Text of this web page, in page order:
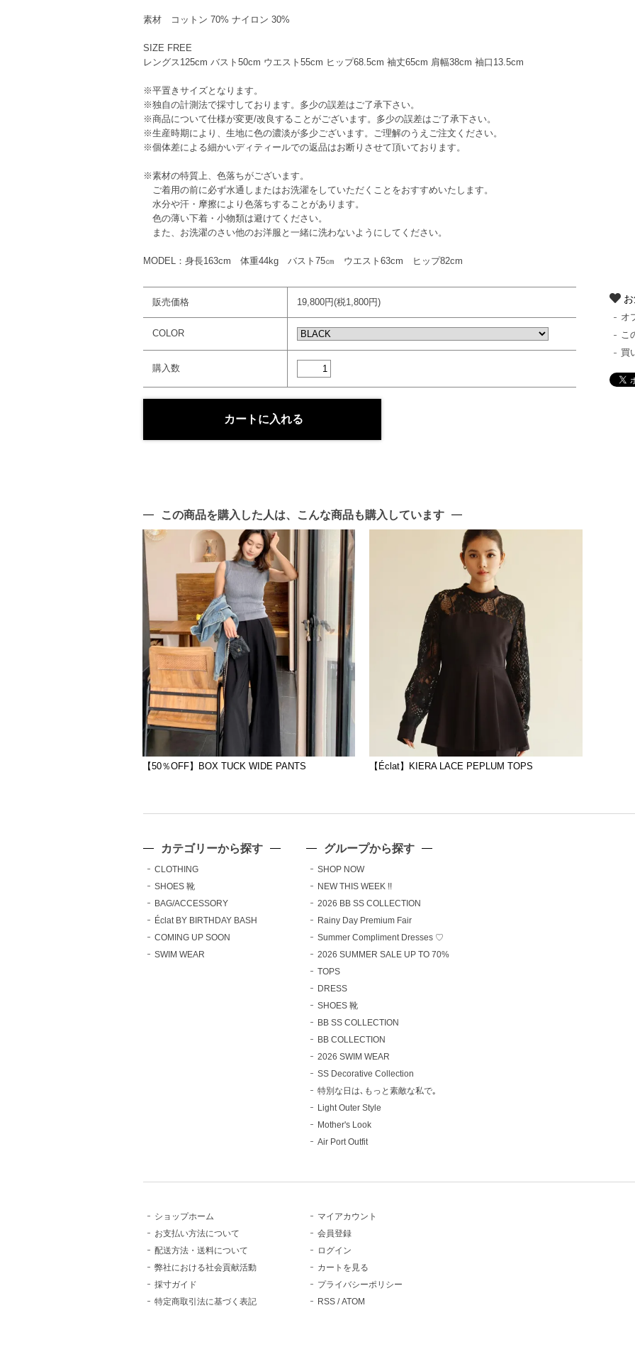
素材 コットン 70% ナイロン 30%
SIZE FREE
レングス125cm バスト50cm ウエスト55cm ヒップ68.5cm 袖丈65cm 肩幅38cm 袖口13.5cm
※平置きサイズとなります。
※独自の計測法で採寸しております。多少の誤差はご了承下さい。
※商品について仕様が変更/改良することがございます。多少の誤差はご了承下さい。
※生産時期により、生地に色の濃淡が多少ございます。ご理解のうえご注文ください。
※個体差による細かいディティールでの返品はお断りさせて頂いております。
※素材の特質上、色落ちがございます。
ご着用の前に必ず水通しまたはお洗濯をしていただくことをおすすめいたします。
水分や汗・摩擦により色落ちすることがあります。
色の薄い下着・小物類は避けてください。
また、お洗濯のさい他のお洋服と一緒に洗わないようにしてください。
MODEL：身長163cm 体重44kg バスト75㎝ ウエスト63cm ヒップ82cm
販売価格 19,800円(税1,800円)
COLOR
購入数
オ
こ
買
この商品を購入した人は、こんな商品も購入しています
【50％OFF】BOX TUCK WIDE PANTS 【Éclat】KIERA LACE PEPLUM TOPS
カテゴリーから探す
CLOTHING
SHOES 靴
BAG/ACCESSORY
Éclat BY BIRTHDAY BASH
COMING UP SOON
SWIM WEAR
グループから探す
SHOP NOW
NEW THIS WEEK !!
2026 BB SS COLLECTION
Rainy Day Premium Fair
Summer Compliment Dresses ♡
2026 SUMMER SALE UP TO 70%
TOPS
DRESS
SHOES 靴
BB SS COLLECTION
BB COLLECTION
2026 SWIM WEAR
SS Decorative Collection
特別な日は､もっと素敵な私で｡
Light Outer Style
Mother's Look
Air Port Outfit
ショップホーム
お支払い方法について
配送方法・送料について
弊社における社会貢献活動
採寸ガイド
特定商取引法に基づく表記
マイアカウント
会員登録
ログイン
カートを見る
プライバシーポリシー
RSS /ATOM